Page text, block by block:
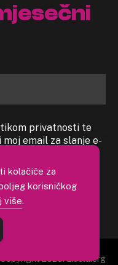
privatnosti te
email za slanje e-
Copyright 2026. Libela.org
kolačiće za
korisničkog
više.